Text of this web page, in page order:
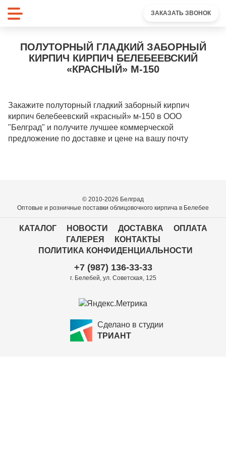
ЗАКАЗАТЬ ЗВОНОК
ПОЛУТОРНЫЙ ГЛАДКИЙ ЗАБОРНЫЙ
КИРПИЧ КИРПИЧ БЕЛЕБЕЕВСКИЙ
«КРАСНЫЙ» М-150
Закажите полуторный гладкий заборный кирпич
кирпич белебеевский «красный» м-150 в ООО
"Белград" и получите лучшее коммерческой
предложение по доставке и цене на вашу почту
© 2010-2026 Белград
Оптовые и розничные поставки облицовочного кирпича в Белебее
КАТАЛОГ НОВОСТИ ДОСТАВКА
ОПЛАТА
ГАЛЕРЕЯ
КОНТАКТЫ
ПОЛИТИКА КОНФИДЕНЦИАЛЬНОСТИ
+7 (987) 136-33-33
г. Белебей, ул. Советская, 125
Сделано в студии
ТРИАНТ